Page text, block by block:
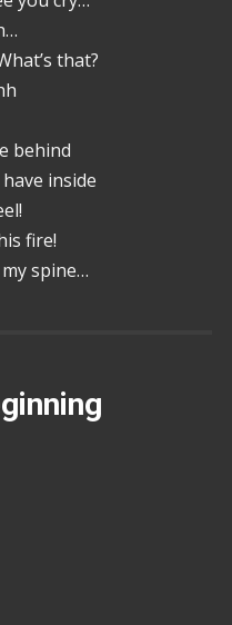
that?
behind
inside
fire!
spine…